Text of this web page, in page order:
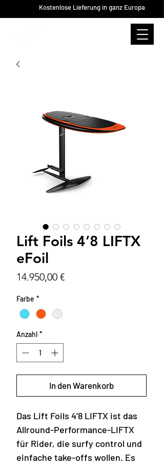
Kostenlose Lieferung in ganz Europa
Lift Foils 4’8 LIFTX
eFoil
14.950,00 €Preis
Farbe *
Anzahl *
In den Warenkorb
Das Lift Foils 4’8 LIFTX ist das
Allround-Performance-LIFTX
für Rider, die surfy control und
einfache take-offs wollen. Es